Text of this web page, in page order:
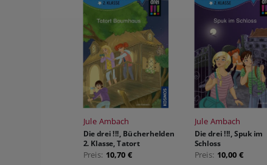
Jule Ambach
Die drei !!!, Bücherhelden
2. Klasse, Tatort
Baumhaus
Preis: 10,70 €
Jule Ambach
Die drei !!!, Spuk im
Schloss
Preis: 10,00 €